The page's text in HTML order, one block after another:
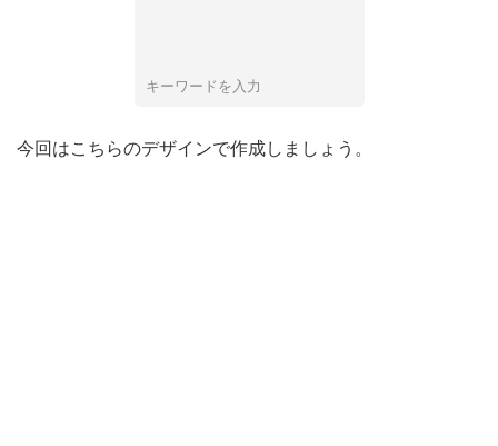
キーワードを入力
今回はこちらのデザインで作成しましょう。